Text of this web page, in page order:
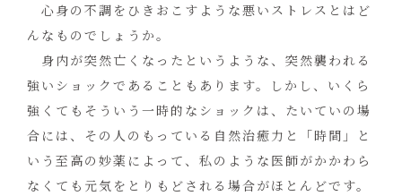
心身の不調をひきおこすような悪いストレスとはど
んなものでしょうか。
身内が突然亡くなったというような、突然襲われる
強いショックであることもあります。しかし、いくら
強くてもそういう一時的なショックは、たいていの場
合には、その人のもっている自然治癒力と「時間」と
いう至高の妙薬によって、私のような医師がかかわら
なくても元気をとりもどされる場合がほとんどです。